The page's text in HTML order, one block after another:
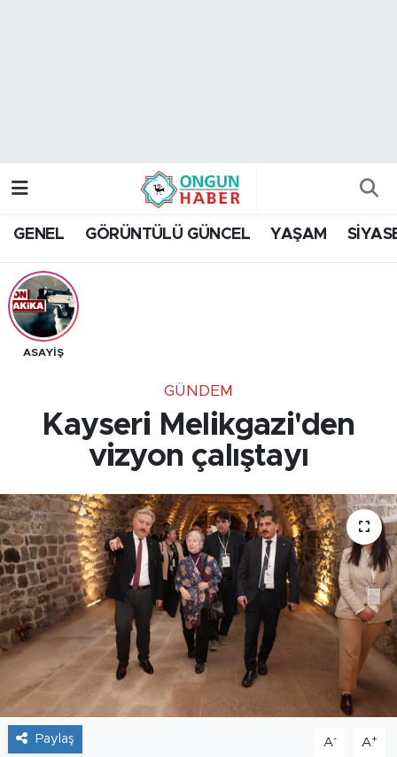
GENEL GÖRÜNTÜLÜ GÜNCEL YAŞAM
ASAYİŞ
GÜNDEM
Kayseri Melikgazi'den
vizyon çalıştayı
Paylaş A- A+
Trafik Durumu
Tüm Manşetler
Son Dakika Haberleri